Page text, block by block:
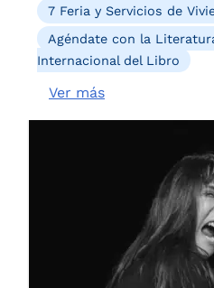
7 Feria y Servicios de
Agéndate con la
Internacional del Libro
Ver más